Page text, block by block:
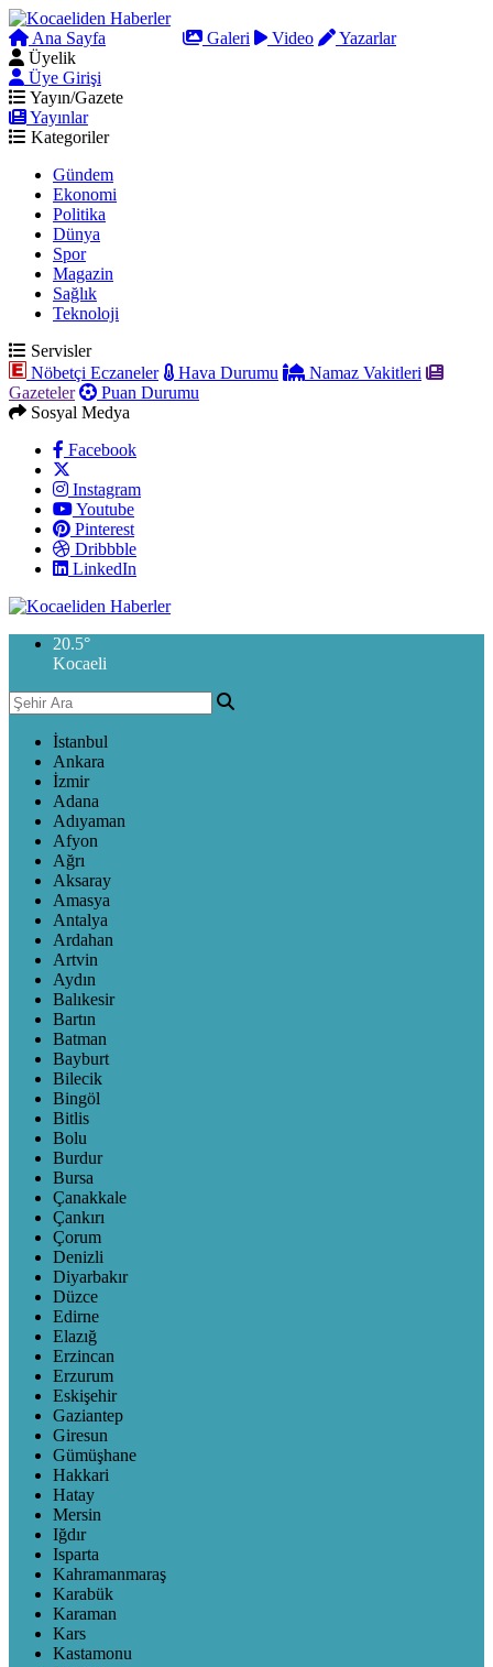
Ana Sayfa Galeri Video
Yazarlar
Üyelik
Üye Girişi
Yayın/Gazete
Yayınlar
Kategoriler
Gündem
Ekonomi
Politika
Dünya
Spor
Magazin
Sağlık
Teknoloji
Servisler
Nöbetçi Eczaneler
Hava Durumu
Namaz Vakitleri
Gazeteler
Puan Durumu
Sosyal Medya
Facebook
Instagram
Youtube
Pinterest
Dribbble
LinkedIn
20.5°
Kocaeli
İstanbul
Ankara
İzmir
Adana
Adıyaman
Afyon
Ağrı
Aksaray
Amasya
Antalya
Ardahan
Artvin
Aydın
Balıkesir
Bartın
Batman
Bayburt
Bilecik
Bingöl
Bitlis
Bolu
Burdur
Bursa
Çanakkale
Çankırı
Çorum
Denizli
Diyarbakır
Düzce
Edirne
Elazığ
Erzincan
Erzurum
Eskişehir
Gaziantep
Giresun
Gümüşhane
Hakkari
Hatay
Mersin
Iğdır
Isparta
Kahramanmaraş
Karabük
Karaman
Kars
Kastamonu